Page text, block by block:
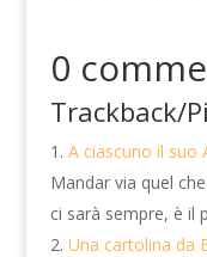
0
Trackback/
A ciascuno il suo
Mandar via quel
ci sarà sempre, è il
Una cartolina da